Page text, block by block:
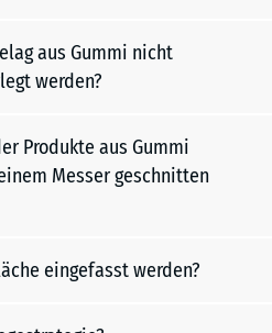
aus Gummi nicht
werden?
Produkte aus Gummi
Messer geschnitten
eingefasst werden?